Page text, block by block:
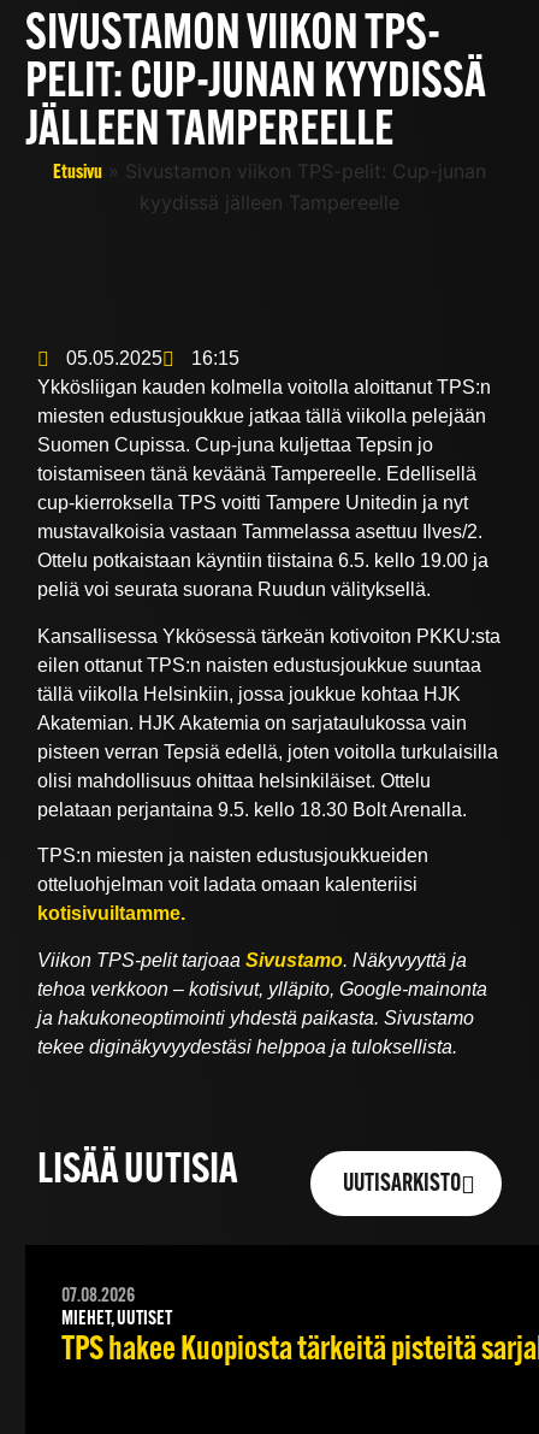
SIVUSTAMON VIIKON TPS-
PELIT: CUP-JUNAN KYYDISSÄ
JÄLLEEN TAMPEREELLE
Etusivu » Sivustamon viikon TPS-pelit: Cup-junan
kyydissä jälleen Tampereelle
05.05.2025
16:15
Ykkösliigan kauden kolmella voitolla aloittanut TPS:n
miesten edustusjoukkue jatkaa tällä viikolla pelejään
Suomen Cupissa. Cup-juna kuljettaa Tepsin jo
toistamiseen tänä keväänä Tampereelle. Edellisellä
cup-kierroksella TPS voitti Tampere Unitedin ja nyt
mustavalkoisia vastaan Tammelassa asettuu Ilves/2.
Ottelu potkaistaan käyntiin tiistaina 6.5. kello 19.00 ja
peliä voi seurata suorana Ruudun välityksellä.
Kansallisessa Ykkösessä tärkeän kotivoiton PKKU:sta
eilen ottanut TPS:n naisten edustusjoukkue suuntaa
tällä viikolla Helsinkiin, jossa joukkue kohtaa HJK
Akatemian. HJK Akatemia on sarjataulukossa vain
pisteen verran Tepsiä edellä, joten voitolla turkulaisilla
olisi mahdollisuus ohittaa helsinkiläiset. Ottelu
pelataan perjantaina 9.5. kello 18.30 Bolt Arenalla.
TPS:n miesten ja naisten edustusjoukkueiden
otteluohjelman voit ladata omaan kalenteriisi
kotisivuiltamme.
Viikon TPS-pelit tarjoaaSivustamo. Näkyvyyttä ja
tehoa verkkoon – kotisivut, ylläpito, Google-mainonta
ja hakukoneoptimointi yhdestä paikasta. Sivustamo
tekee diginäkyvyydestäsi helppoa ja tuloksellista.
LISÄÄ UUTISIA UUTISARKISTO
07.08.2026
MIEHET, UUTISET
TPS hakee Kuopiosta tärkeitä pisteitä